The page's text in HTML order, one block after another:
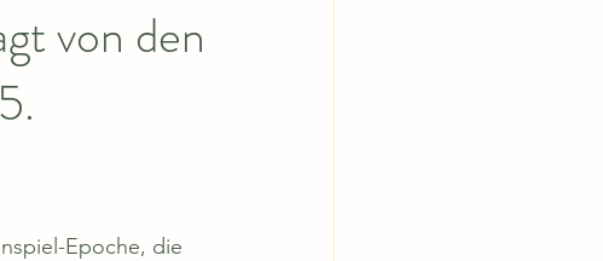
von den
Epoche, die